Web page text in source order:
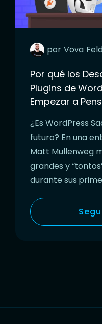
por Vova
Por qué los
Plugins de
Empezar a
¿Es WordPress
futuro? En una
Matt Mullenweg
grandes y
durante sus